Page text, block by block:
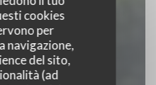
cookies
per
navigazione,
del sito,
(ad